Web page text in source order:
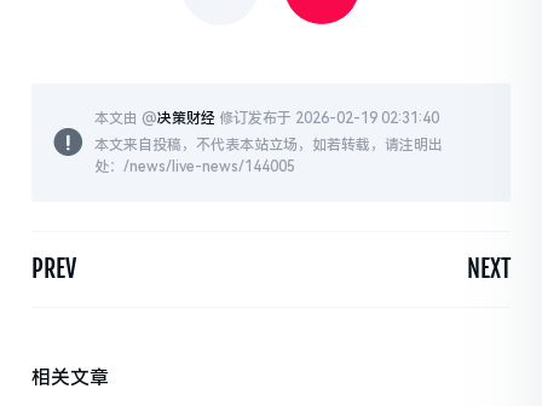
本文由 @决策财经 修订发布于 2026-02-19 02:31:40
本文来自投稿，不代表本站立场，如若转载，请注明出
处：/news/live-news/144005
PREV NEXT
相关文章